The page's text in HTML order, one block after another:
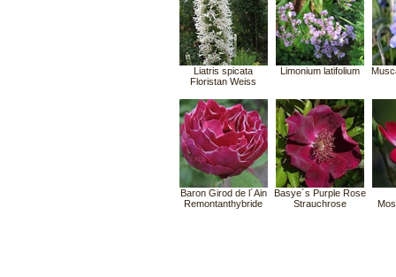
Liatris spicata
Floristan Weiss
Limonium latifolium
Baron Girod de l´Ain
Remontanthybride
Basye´s Purple Rose
Strauchrose